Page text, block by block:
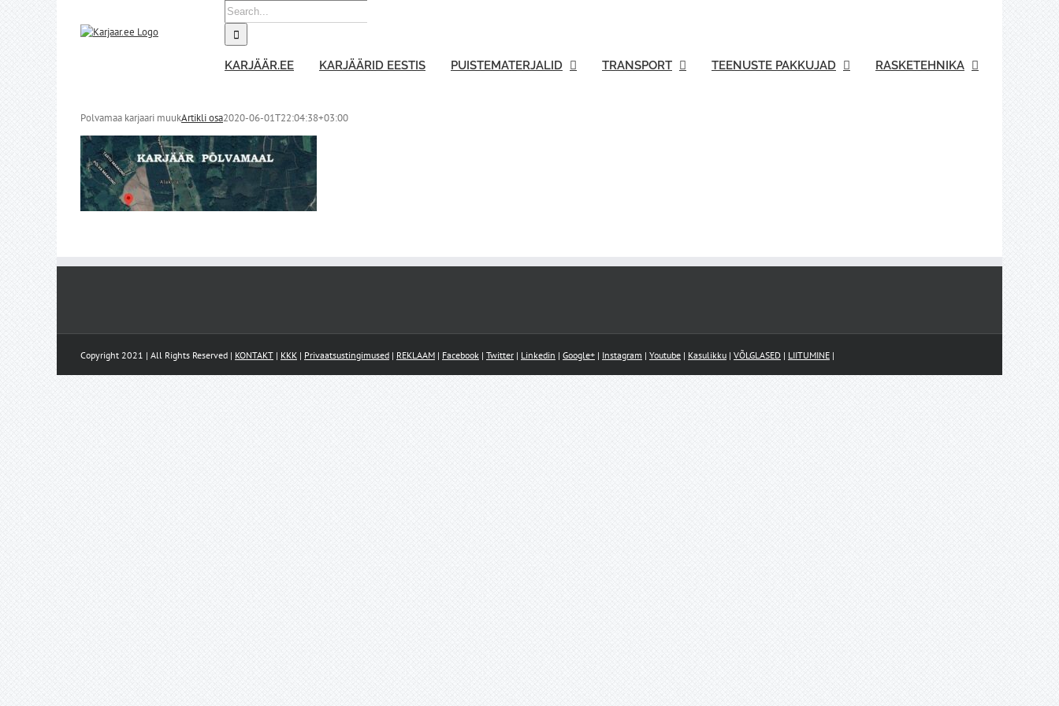
Search
for:
KARJÄÄR.EE KARJÄÄRID EESTIS PUISTEMATERJALID TRANSPORT TEENUSTE PAKKUJAD RASKETEHNIKA
Polvamaa karjaari muukArtikli osa2020-06-01T22:04:38+03:00
Copyright 2021 | All Rights Reserved | KONTAKT | KKK | Privaatsustingimused | REKLAAM | Facebook | Twitter | Linkedin | Google+ | Instagram | Youtube | Kasulikku | VÕLGLASED | LIITUMINE |